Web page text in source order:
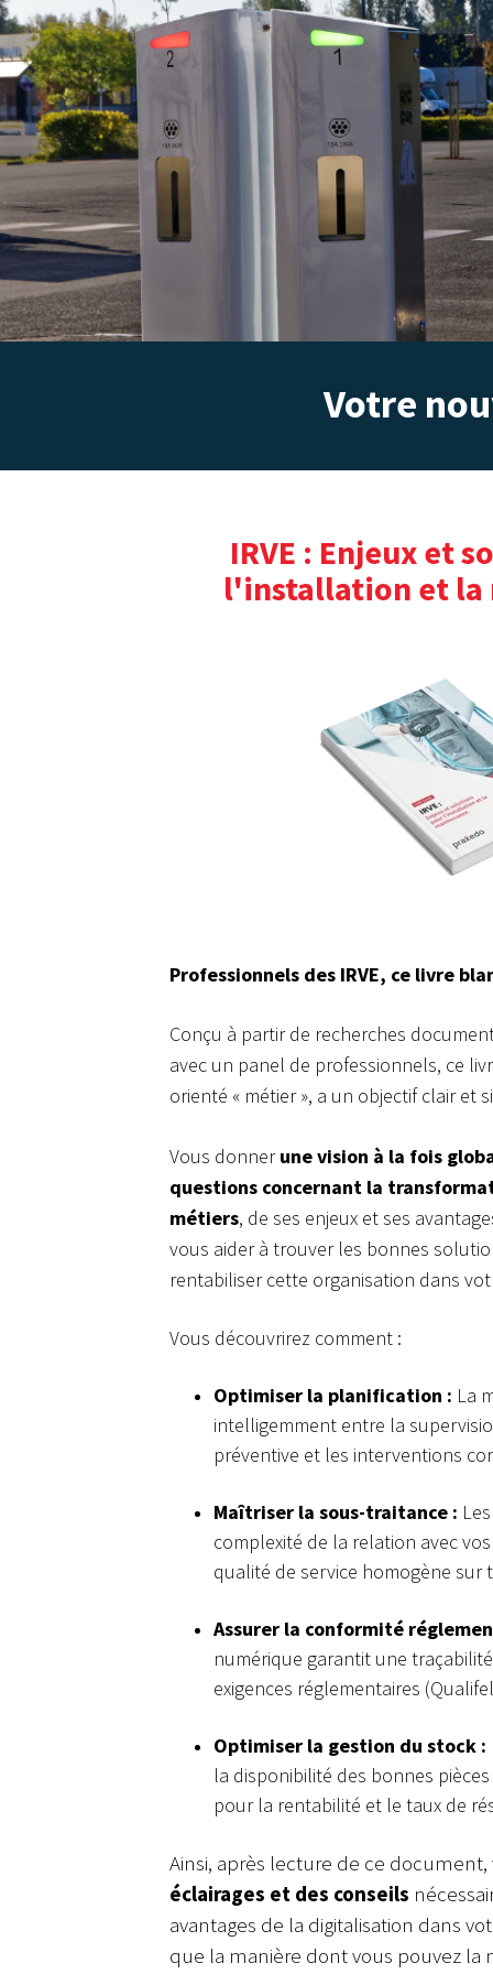
Votre
IRVE : Enjeux et
l'installation et la
Professionnels des IRVE, ce livre
Conçu à partir de recherches
avec un panel de professionnels, ce
orienté « métier », a un objectif clair et
Vous donnerune vision à la fois
questions concernant la
métiers, de ses enjeux et ses
vous aider à trouver les bonnes
rentabiliser cette organisation dans
Vous découvrirez comment :
Optimiser la planification : La
intelligemment entre la
préventive et les interventions
Maîtriser la sous-traitance :
complexité de la relation avec
qualité de service homogène sur
Assurer la conformité
numérique garantit une
exigences réglementaires
Optimiser la gestion du stock :
la disponibilité des bonnes
pour la rentabilité et le taux de
Ainsi, après lecture de ce document,
éclairages et des conseils
avantages de la digitalisation dans
que la manière dont vous pouvez la